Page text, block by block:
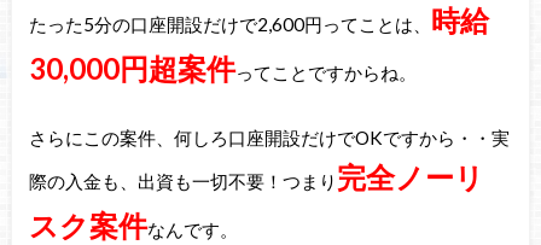
たった5分の口座開設だけで2,600円ってことは、 時給
30,000円超案件ってことですからね。
さらにこの案件、何しろ口座開設だけでOKですから・・実
際の入金も、出資も一切不要！つまり 完全ノーリ
スク案件なんです。